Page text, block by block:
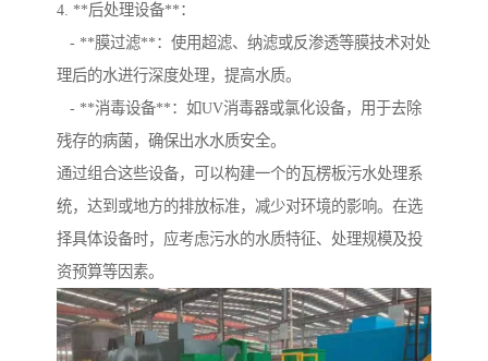
4. **后处理设备**：
- **膜过滤**：使用超滤、纳滤或反渗透等膜技术对处
理后的水进行深度处理，提高水质。
- **消毒设备**：如UV消毒器或氯化设备，用于去除
残存的病菌，确保出水水质安全。
通过组合这些设备，可以构建一个的瓦楞板污水处理系
统，达到或地方的排放标准，减少对环境的影响。在选
择具体设备时，应考虑污水的水质特征、处理规模及投
资预算等因素。